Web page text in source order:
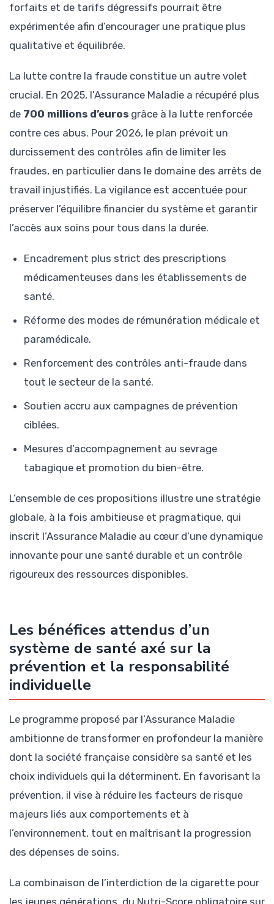
forfaits et de tarifs dégressifs pourrait être
expérimentée afin d’encourager une pratique plus
qualitative et équilibrée.
La lutte contre la fraude constitue un autre volet
crucial. En 2025, l’Assurance Maladie a récupéré plus
de 700 millions d’euros grâce à la lutte renforcée
contre ces abus. Pour 2026, le plan prévoit un
durcissement des contrôles afin de limiter les
fraudes, en particulier dans le domaine des arrêts de
travail injustifiés. La vigilance est accentuée pour
préserver l’équilibre financier du système et garantir
l’accès aux soins pour tous dans la durée.
Encadrement plus strict des prescriptions
médicamenteuses dans les établissements de
santé.
Réforme des modes de rémunération médicale et
paramédicale.
Renforcement des contrôles anti-fraude dans
tout le secteur de la santé.
Soutien accru aux campagnes de prévention
ciblées.
Mesures d’accompagnement au sevrage
tabagique et promotion du bien-être.
L’ensemble de ces propositions illustre une stratégie
globale, à la fois ambitieuse et pragmatique, qui
inscrit l’Assurance Maladie au cœur d’une dynamique
innovante pour une santé durable et un contrôle
rigoureux des ressources disponibles.
Les bénéfices attendus d’un
système de santé axé sur la
prévention et la responsabilité
individuelle
Le programme proposé par l’Assurance Maladie
ambitionne de transformer en profondeur la manière
dont la société française considère sa santé et les
choix individuels qui la déterminent. En favorisant la
prévention, il vise à réduire les facteurs de risque
majeurs liés aux comportements et à
l’environnement, tout en maîtrisant la progression
des dépenses de soins.
La combinaison de l’interdiction de la cigarette pour
les jeunes générations, du Nutri-Score obligatoire sur